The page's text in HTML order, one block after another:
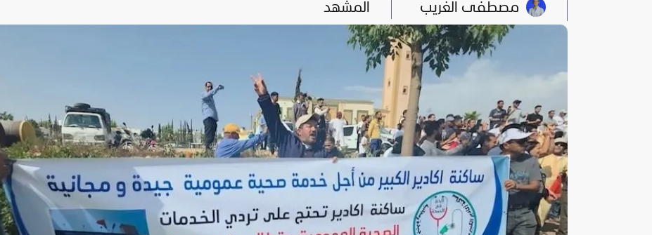
مصطفى الغريب المشهد